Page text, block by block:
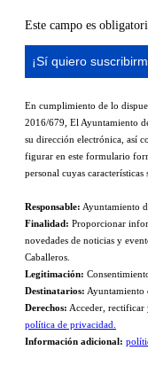
Este campo es
En cumplimiento de lo
2016/679, El Ayuntamiento
su dirección electrónica, así
figurar en este formulario
personal cuyas
Responsable: Ayuntamiento
Finalidad: Proporcionar
novedades de noticias y
Caballeros.
Legitimación:
Destinatarios: Ayuntamiento
Derechos: Acceder, rectificar
política de privacidad.
Información adicional: